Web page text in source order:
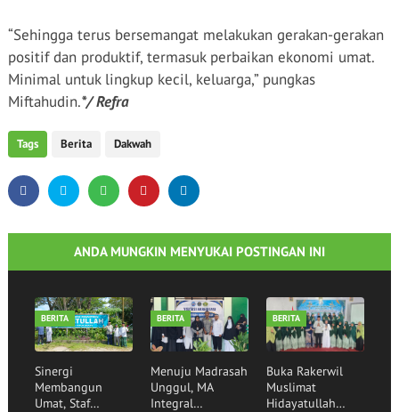
“Sehingga terus bersemangat melakukan gerakan-gerakan
positif dan produktif, termasuk perbaikan ekonomi umat.
Minimal untuk lingkup kecil, keluarga,” pungkas
Miftahudin.*/ Refra
Tags Berita Dakwah
ANDA MUNGKIN MENYUKAI POSTINGAN INI
BERITA
Sinergi
Membangun
Umat, Staf
BERITA
Menuju Madrasah
Unggul, MA
Integral
BERITA
Buka Rakerwil
Muslimat
Hidayatullah